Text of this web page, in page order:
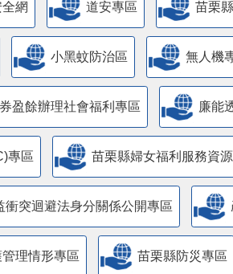
小黑蚊防治區 無人機
盈餘辦理社會福利專區 廉能
專區 苗栗縣婦女福利服務資
衝突迴避法身分關係公開專區
理情形專區 苗栗縣防災專區